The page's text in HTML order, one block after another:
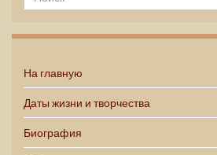
На главную
Даты жизни и творчества
Биография